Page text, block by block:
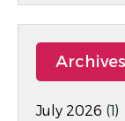
Archives
July 2026 (1)